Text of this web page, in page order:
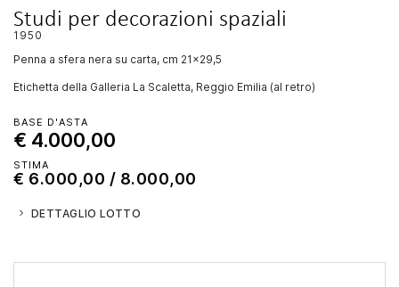
Studi per decorazioni spaziali
1950
penna a sfera nera su carta, cm 21x29,5
Etichetta della Galleria La Scaletta, Reggio Emilia (al retro)
BASE D'ASTA
€ 4.000,00
STIMA
€ 6.000,00 / 8.000,00
DETTAGLIO LOTTO